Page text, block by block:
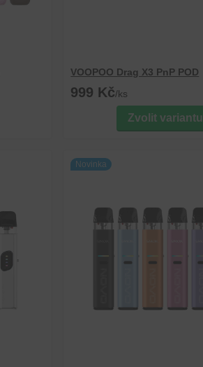
VOOPOO Drag X3 PnP POD
999 Kč/ks
Zvolit variantu
Novinka